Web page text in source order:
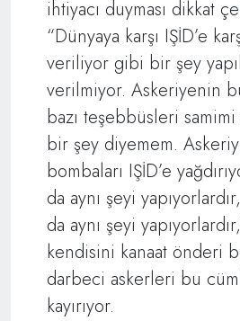
ihtiyacı duyması dikkat
“Dünyaya karşı IŞİD’e
veriliyor gibi bir şey
verilmiyor. Askeriyenin
bazı teşebbüsleri
bir şey diyemem.
bombaları IŞİD’e
da aynı şeyi
da aynı şeyi
kendisini kanaat önderi
darbeci askerleri bu
kayırıyor.